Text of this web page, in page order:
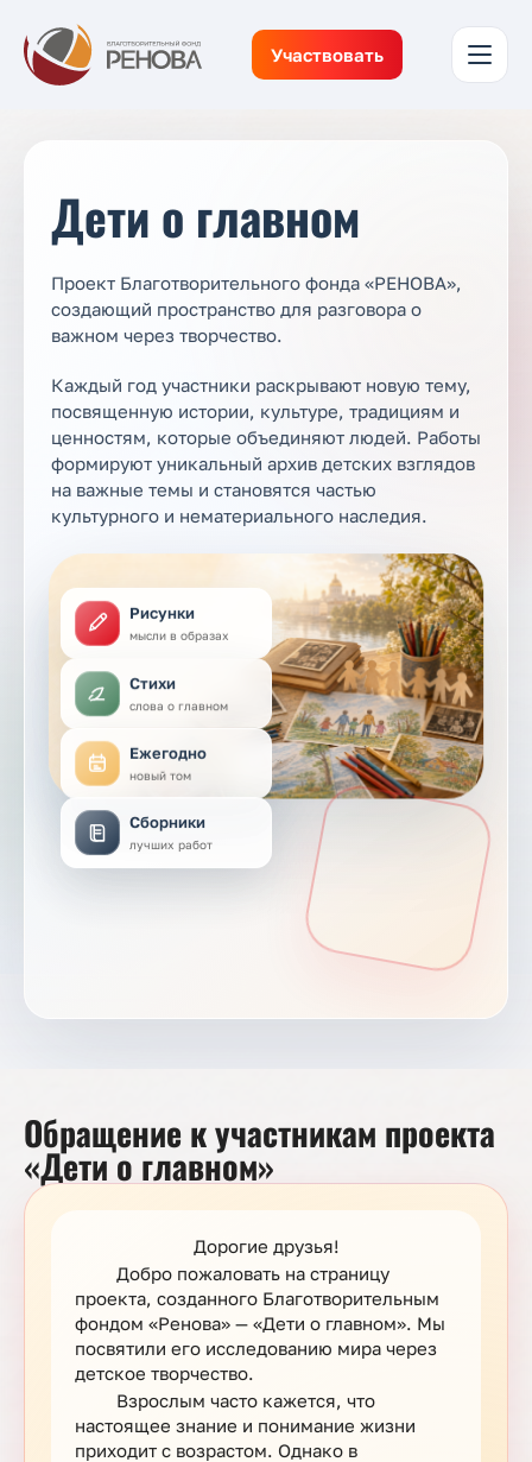
Участвовать
Дети о главном
Проект Благотворительного фонда «РЕНОВА»,
создающий пространство для разговора о
важном через творчество.
Каждый год участники раскрывают новую тему,
посвященную истории, культуре, традициям и
ценностям, которые объединяют людей. Работы
формируют уникальный архив детских взглядов
на важные темы и становятся частью
культурного и нематериального наследия.
Рисунки
мысли в образах
Стихи
слова о главном
Ежегодно
новый том
Сборники
лучших работ
Обращение к участникам проекта
«Дети о главном»
Дорогие друзья!
Добро пожаловать на страницу
проекта, созданного Благотворительным
фондом «Ренова» — «Дети о главном». Мы
посвятили его исследованию мира через
детское творчество.
Взрослым часто кажется, что
настоящее знание и понимание жизни
приходит с возрастом. Однако в